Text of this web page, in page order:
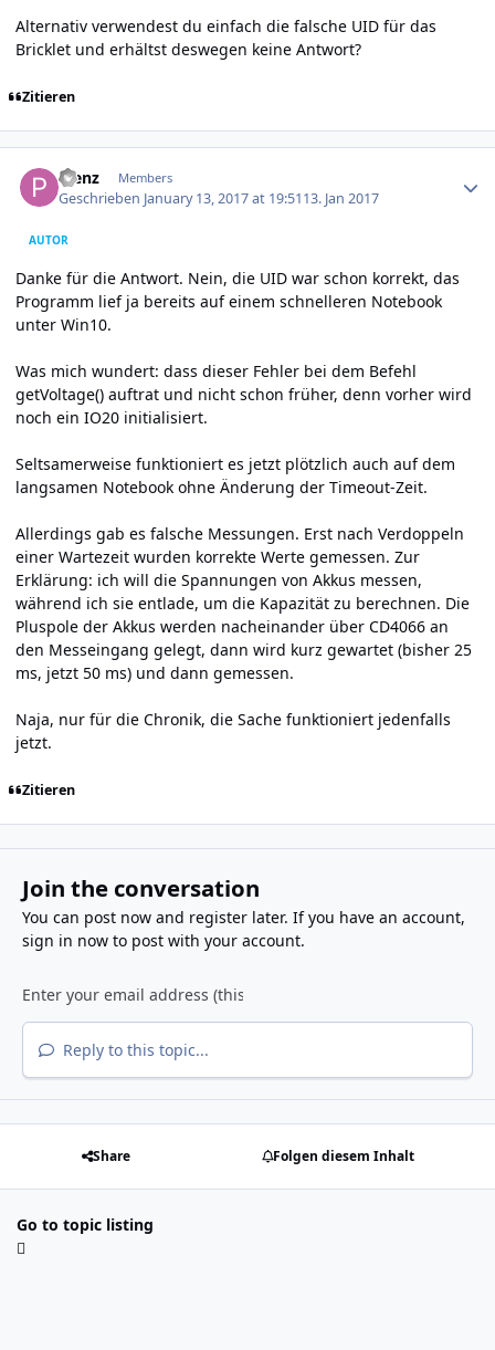
Alternativ verwendest du einfach die falsche UID für das
Bricklet und erhältst deswegen keine Antwort?
Zitieren
Plenz Members
Geschrieben January 13, 2017 at 19:5113. Jan 2017
AUTOR
Danke für die Antwort. Nein, die UID war schon korrekt, das
Programm lief ja bereits auf einem schnelleren Notebook
unter Win10.
Was mich wundert: dass dieser Fehler bei dem Befehl
getVoltage() auftrat und nicht schon früher, denn vorher wird
noch ein IO20 initialisiert.
Seltsamerweise funktioniert es jetzt plötzlich auch auf dem
langsamen Notebook ohne Änderung der Timeout-Zeit.
Allerdings gab es falsche Messungen. Erst nach Verdoppeln
einer Wartezeit wurden korrekte Werte gemessen. Zur
Erklärung: ich will die Spannungen von Akkus messen,
während ich sie entlade, um die Kapazität zu berechnen. Die
Pluspole der Akkus werden nacheinander über CD4066 an
den Messeingang gelegt, dann wird kurz gewartet (bisher 25
ms, jetzt 50 ms) und dann gemessen.
Naja, nur für die Chronik, die Sache funktioniert jedenfalls
jetzt.
Zitieren
Join the conversation
You can post now and register later. If you have an account,
sign in nowto post with your account.
Reply to this topic...
Share Folgen diesem Inhalt
Go to topic listing